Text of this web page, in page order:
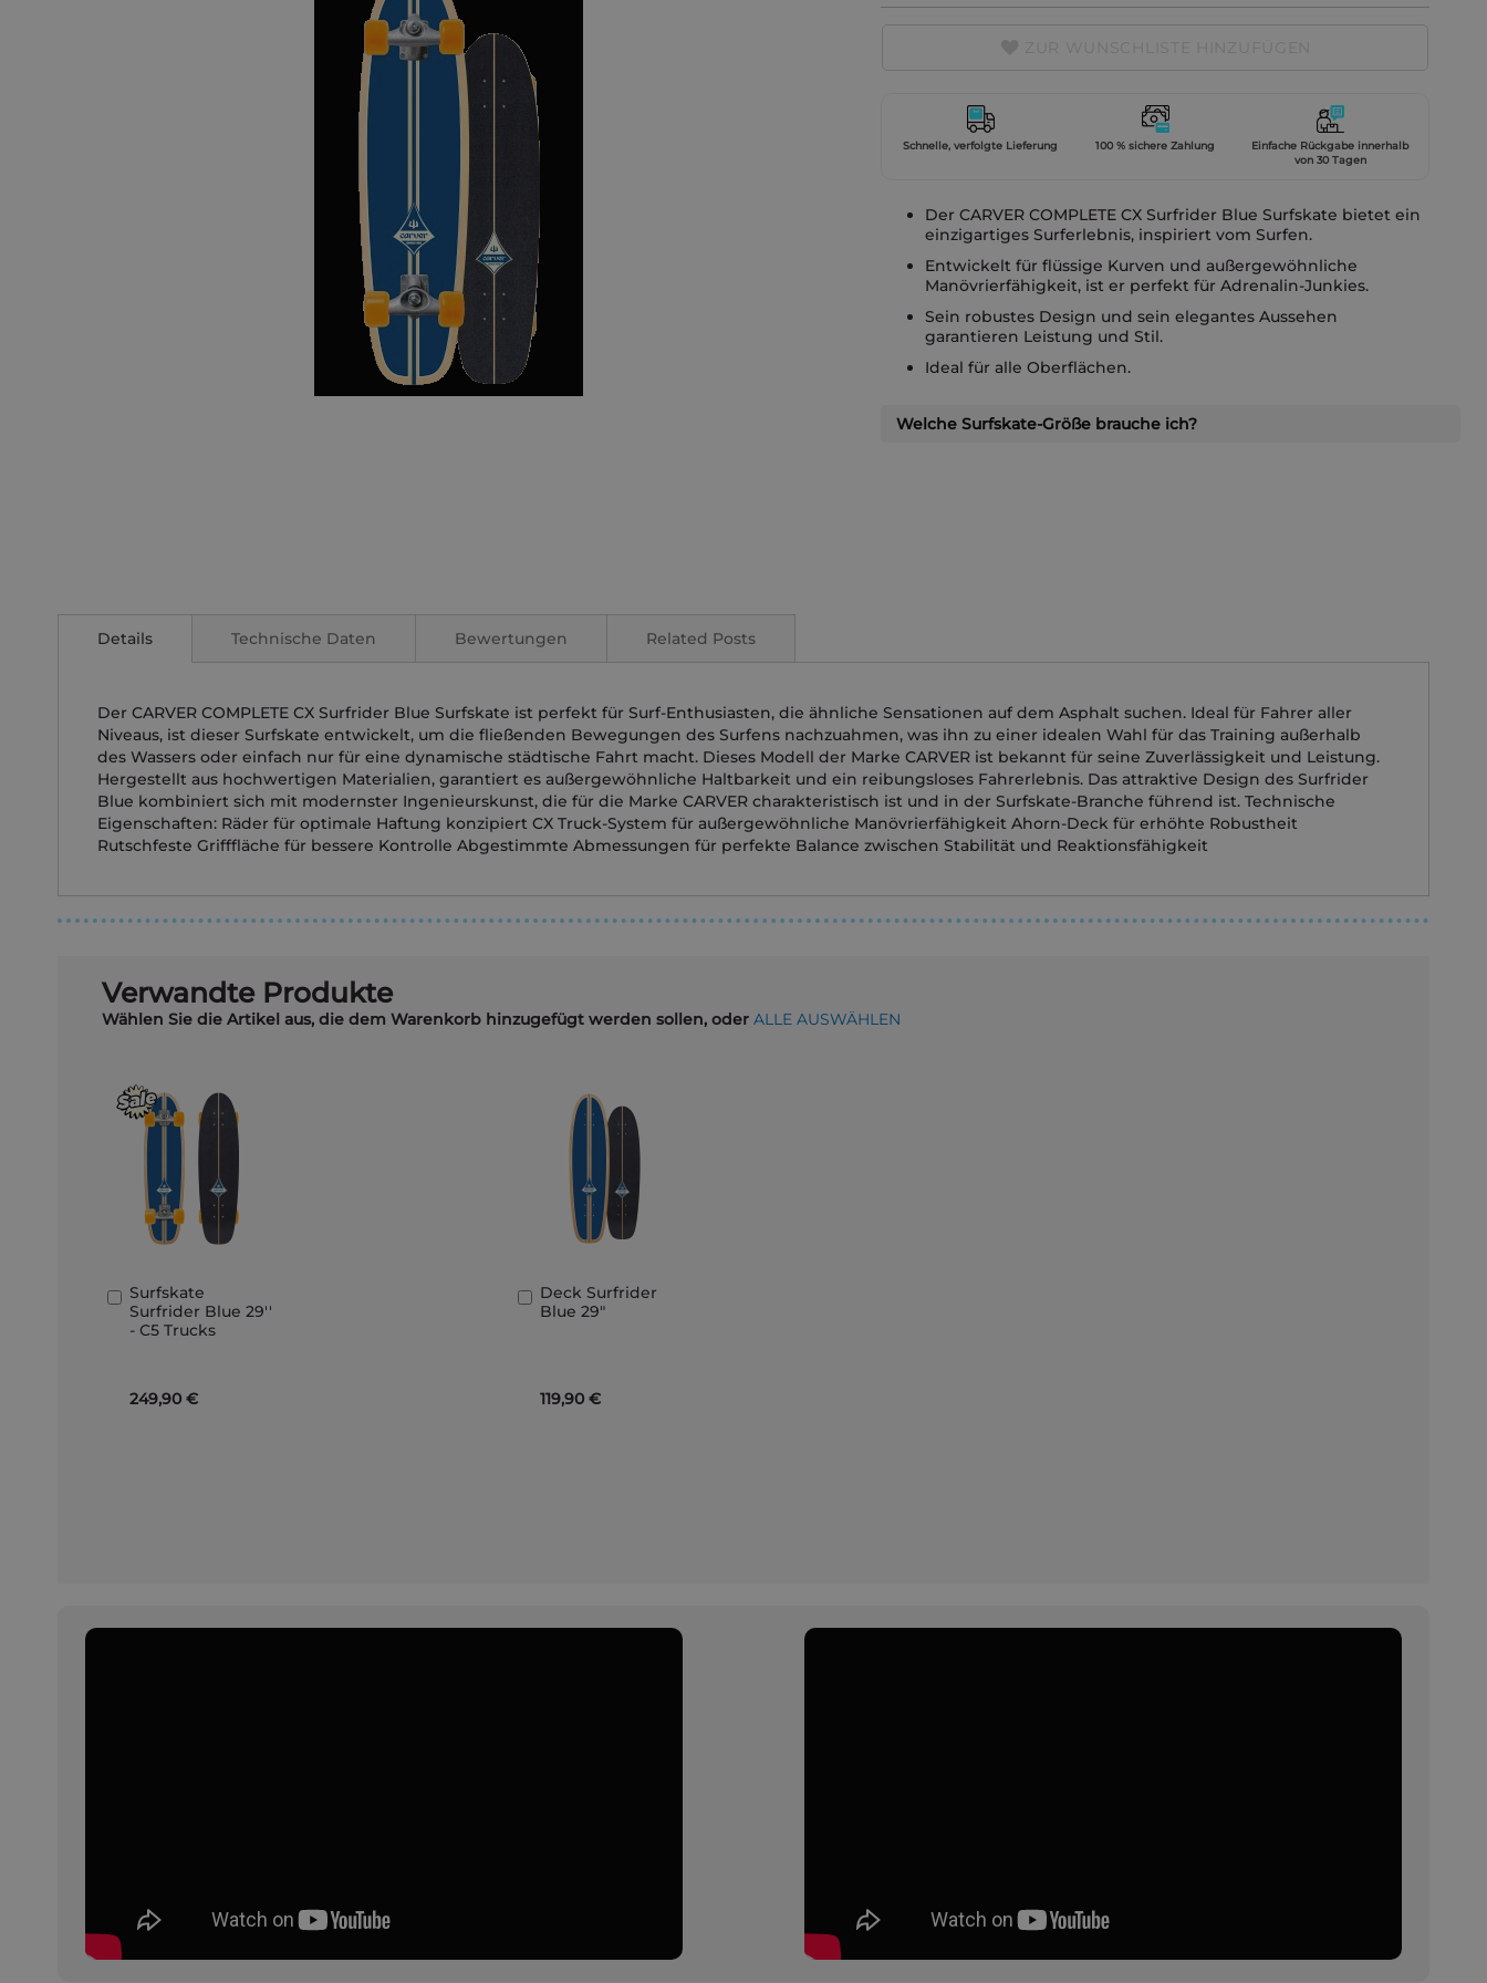
der
Bildgalerie
Schnelle, verfolgte Lieferung 100 % sichere Zahlung
Einfache Rückgabe innerhalb
von 30 Tagen
Der CARVER COMPLETE CX Surfrider Blue Surfskate bietet ein
einzigartiges Surferlebnis, inspiriert vom Surfen.
Entwickelt für flüssige Kurven und außergewöhnliche
Manövrierfähigkeit, ist er perfekt für Adrenalin-Junkies.
Sein robustes Design und sein elegantes Aussehen
garantieren Leistung und Stil.
Ideal für alle Oberflächen.
Welche Surfskate-Größe brauche ich?
Details
Der CARVER COMPLETE CX Surfrider Blue Surfskate ist perfekt für Surf-Enthusiasten, die ähnliche Sensationen auf dem Asphalt suchen. Ideal für Fahrer aller
Niveaus, ist dieser Surfskate entwickelt, um die fließenden Bewegungen des Surfens nachzuahmen, was ihn zu einer idealen Wahl für das Training außerhalb
des Wassers oder einfach nur für eine dynamische städtische Fahrt macht. Dieses Modell der Marke CARVER ist bekannt für seine Zuverlässigkeit und Leistung.
Hergestellt aus hochwertigen Materialien, garantiert es außergewöhnliche Haltbarkeit und ein reibungsloses Fahrerlebnis. Das attraktive Design des Surfrider
Blue kombiniert sich mit modernster Ingenieurskunst, die für die Marke CARVER charakteristisch ist und in der Surfskate-Branche führend ist. Technische
Eigenschaften: Räder für optimale Haftung konzipiert CX Truck-System für außergewöhnliche Manövrierfähigkeit Ahorn-Deck für erhöhte Robustheit
Rutschfeste Grifffläche für bessere Kontrolle Abgestimmte Abmessungen für perfekte Balance zwischen Stabilität und Reaktionsfähigkeit
Technische Daten Bewertungen Related Posts
Verwandte Produkte
Wählen Sie die Artikel aus, die dem Warenkorb hinzugefügt werden sollen, oder ALLE AUSWÄHLEN
Surfskate
Surfrider Blue 29''
- C5 Trucks
249,90 €
In
den
Warenkorb
Deck Surfrider
Blue 29"
119,90 €
In
den